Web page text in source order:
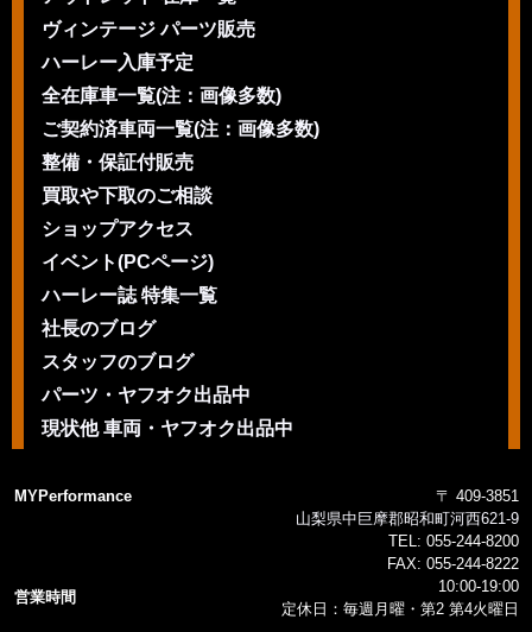
ヴィンテージ パーツ販売
ハーレー入庫予定
全在庫車一覧(注：画像多数)
ご契約済車両一覧(注：画像多数)
整備・保証付販売
買取や下取のご相談
ショップアクセス
イベント(PCページ)
ハーレー誌 特集一覧
社長のブログ
スタッフのブログ
パーツ・ヤフオク出品中
現状他 車両・ヤフオク出品中
MYPerformance
〒 409-3851
山梨県中巨摩郡昭和町河西621-9
TEL: 055-244-8200
FAX: 055-244-8222
営業時間
10:00-19:00
定休日：毎週月曜・第2 第4火曜日